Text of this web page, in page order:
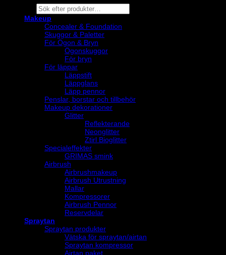
Products
search
Makeup
Concealer & Foundation
Skuggor & Paletter
För Ögon & Bryn
Ögonskuggor
För bryn
För läppar
Läppstift
Läppglans
Läpp pennor
Penslar, borstar och tillbehör
Makeup dekorationer
Glitter
Reflekterande
Neonglitter
Ztirl Bioglitter
Specialeffekter
GRIMAS smink
Airbrush
Airbrushmakeup
Airbrush Utrustning
Mallar
Kompressorer
Airbrush Pennor
Reservdelar
Spraytan
Spraytan produkter
Vätska för spraytan/airtan
Spraytan kompressor
Airtan paket